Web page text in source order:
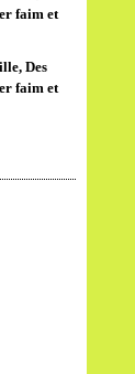
Des
faim et